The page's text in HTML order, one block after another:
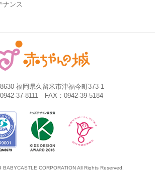
ナンス
福岡県久留米市津福今町373-1
37-8111 FAX：0942-39-5184
CORPORATION All Rights Reserved.